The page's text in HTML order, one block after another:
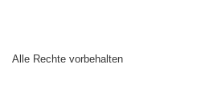
Alle Rechte vorbehalten